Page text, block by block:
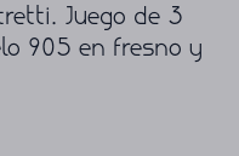
Juego de 3
905 en fresno y